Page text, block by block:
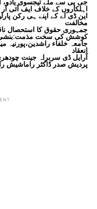
اہلکاروں کے خلاف ایف آئی آر
این ڈی اے کے اپنے ہی رکن
مخالفت
جمہوری حقوق کا استحصال
کوشش کی سخت مذمت:بنشی
جامعہ خلفاء راشدین،پورنیہ
انعقاد
آرایل ڈی سربراہ جینت
پردیش صدر ڈاکٹر راماشیش